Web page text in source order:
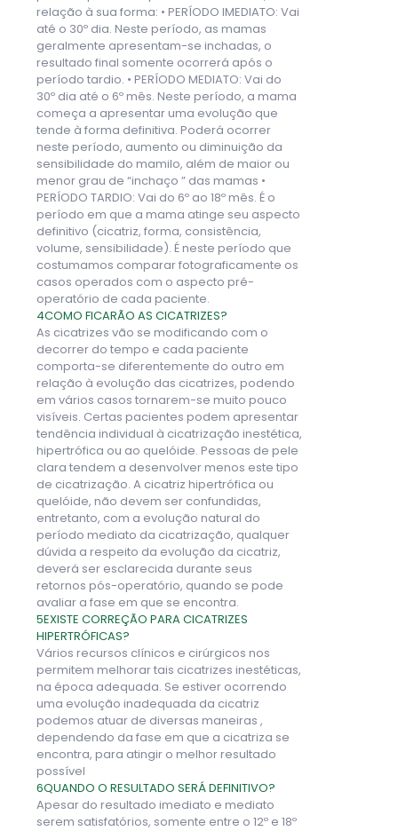
relação à sua forma: • PERÍODO IMEDIATO: Vai
até o 30º dia. Neste período, as mamas
geralmente apresentam-se inchadas, o
resultado final somente ocorrerá após o
período tardio. • PERÍODO MEDIATO: Vai do
30º dia até o 6º mês. Neste período, a mama
começa a apresentar uma evolução que
tende à forma definitiva. Poderá ocorrer
neste período, aumento ou diminuição da
sensibilidade do mamilo, além de maior ou
menor grau de “inchaço ” das mamas •
PERÍODO TARDIO: Vai do 6º ao 18º mês. É o
período em que a mama atinge seu aspecto
definitivo (cicatriz, forma, consistência,
volume, sensibilidade). É neste período que
costumamos comparar fotograficamente os
casos operados com o aspecto pré-
operatório de cada paciente.
4COMO FICARÃO AS CICATRIZES?
As cicatrizes vão se modificando com o
decorrer do tempo e cada paciente
comporta-se diferentemente do outro em
relação à evolução das cicatrizes, podendo
em vários casos tornarem-se muito pouco
visíveis. Certas pacientes podem apresentar
tendência individual à cicatrização inestética,
hipertrófica ou ao quelóide. Pessoas de pele
clara tendem a desenvolver menos este tipo
de cicatrização. A cicatriz hipertrófica ou
quelóide, não devem ser confundidas,
entretanto, com a evolução natural do
período mediato da cicatrização, qualquer
dúvida a respeito da evolução da cicatriz,
deverá ser esclarecida durante seus
retornos pós-operatório, quando se pode
avaliar a fase em que se encontra.
5EXISTE CORREÇÃO PARA CICATRIZES
HIPERTRÓFICAS?
Vários recursos clínicos e cirúrgicos nos
permitem melhorar tais cicatrizes inestéticas,
na época adequada. Se estiver ocorrendo
uma evolução inadequada da cicatriz
podemos atuar de diversas maneiras ,
dependendo da fase em que a cicatriza se
encontra, para atingir o melhor resultado
possível
6QUANDO O RESULTADO SERÁ DEFINITIVO?
Apesar do resultado imediato e mediato
serem satisfatórios, somente entre o 12º e 18º